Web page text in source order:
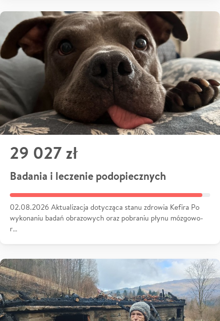
29 027 zł
Badania i leczenie podopiecznych
02.08.2026 Aktualizacja dotycząca stanu zdrowia Kefira Po
wykonaniu badań obrazowych oraz pobraniu płynu mózgowo-
r…